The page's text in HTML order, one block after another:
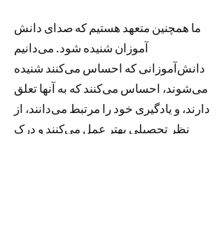
ما همچنین متعهد هستیم که صدای دانش
آموزان شنیده شود. می‌دانیم
دانش‌آموزانی که احساس می‌کنند شنیده
می‌شوند، احساس می‌کنند که به آنها تعلق
دارند، و یادگیری خود را مرتبط می‌دانند، از
نظر تحصیلی بهتر عمل می‌کنند و درک